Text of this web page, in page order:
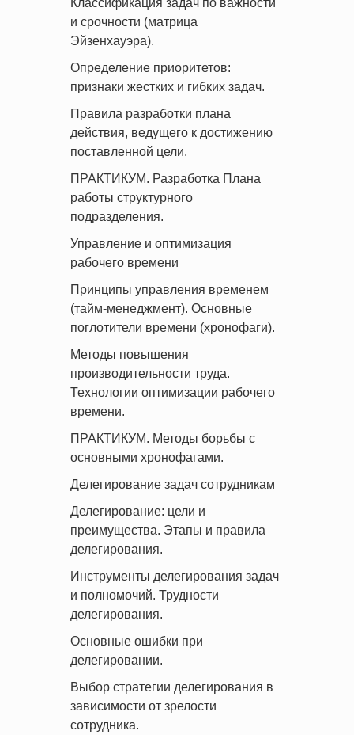
Классификация задач по важности
и срочности (матрица
Эйзенхауэра).
Определение приоритетов:
признаки жестких и гибких задач.
Правила разработки плана
действия, ведущего к достижению
поставленной цели.
ПРАКТИКУМ. Разработка Плана
работы структурного
подразделения.
Управление и оптимизация
рабочего времени
Принципы управления временем
(тайм-менеджмент). Основные
поглотители времени (хронофаги).
Методы повышения
производительности труда.
Технологии оптимизации рабочего
времени.
ПРАКТИКУМ. Методы борьбы с
основными хронофагами.
Делегирование задач сотрудникам
Делегирование: цели и
преимущества. Этапы и правила
делегирования.
Инструменты делегирования задач
и полномочий. Трудности
делегирования.
Основные ошибки при
делегировании.
Выбор стратегии делегирования в
зависимости от зрелости
сотрудника.